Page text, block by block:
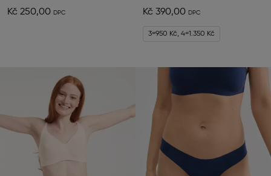
Kč 250,00
Kč 390,00
3=950 Kč, 4=1.350 Kč